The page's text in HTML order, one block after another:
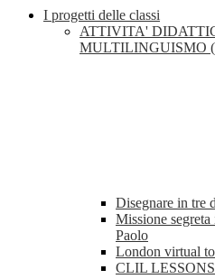
I progetti delle classi
ATTIVITA'
MULTILINGUISMO
Disegnare in tre
Missione
Paolo
London virtual
CLIL